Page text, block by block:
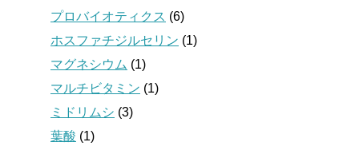
プロバイオティクス (6)
ホスファチジルセリン (1)
マグネシウム (1)
マルチビタミン (1)
ミドリムシ (3)
葉酸 (1)